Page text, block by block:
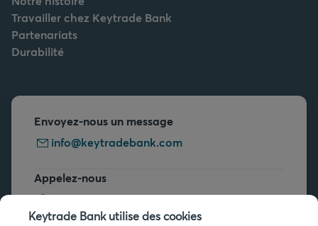
Travailler chez Keytrade Bank
Partenariats
Durabilité
Envoyez-nous un message
info@keytradebank.com
Appelez-nous
+32 2 679 90 00
Keytrade Bank utilise des cookies